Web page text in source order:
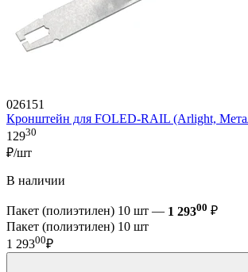
026151
Кронштейн для FOLED-RAIL (Arlight,
12930
₽/шт
В наличии
Пакет (полиэтилен) 10 шт — 1 29300 ₽
Пакет (полиэтилен) 10 шт
1 29300₽